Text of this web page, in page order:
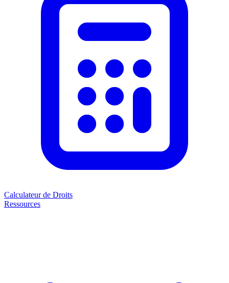
Calculateur de Droits
Ressources